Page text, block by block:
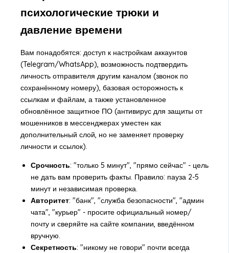
психологические трюки и
давление времени
Вам понадобятся: доступ к настройкам аккаунтов
(Telegram/WhatsApp), возможность подтвердить
личность отправителя другим каналом (звонок по
сохранённому номеру), базовая осторожность к
ссылкам и файлам, а также установленное
обновлённое защитное ПО (антивирус для защиты от
мошенников в мессенджерах уместен как
дополнительный слой, но не заменяет проверку
личности и ссылок).
Срочность: "только 5 минут", "прямо сейчас" - цель
не дать вам проверить факты. Правило: пауза 2-5
минут и независимая проверка.
Авторитет: "банк", "служба безопасности", "админ
чата", "курьер" - просите официальный номер/
почту и сверяйте на сайте компании, введённом
вручную.
Секретность: "никому не говори" почти всегда